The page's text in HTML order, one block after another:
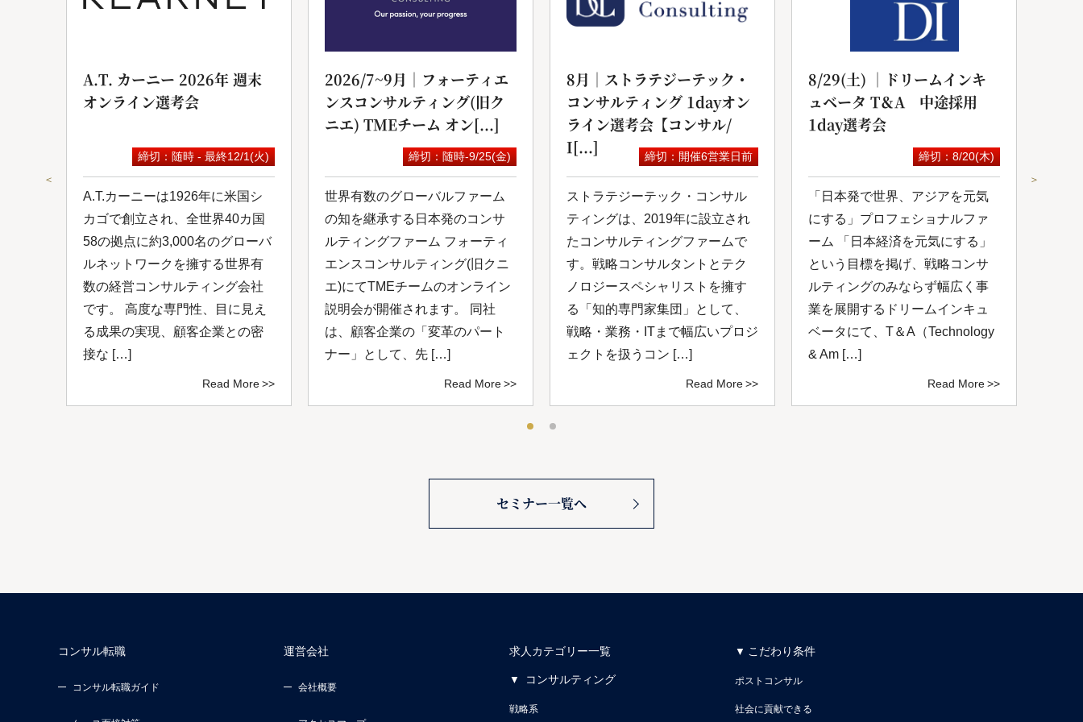
＜
A.T. カーニー 2026年 週末
オンライン選考会
締切：随時 - 最終12/1(火)
A.T.カーニーは1926年に米国シ
カゴで創立され、全世界40カ国
58の拠点に約3,000名のグローバ
ルネットワークを擁する世界有
数の経営コンサルティング会社
です。 高度な専門性、目に見え
る成果の実現、顧客企業との密
接な […]
Read More
2026/7~9月｜フォーティエ
ンスコンサルティング(旧ク
ニエ) TMEチーム オン[...]
締切：随時-9/25(金)
世界有数のグローバルファーム
の知を継承する日本発のコンサ
ルティングファーム フォーティ
エンスコンサルティング(旧クニ
エ)にてTMEチームのオンライン
説明会が開催されます。 同社
は、顧客企業の「変革のパート
ナー」として、先 […]
Read More
8月｜ストラテジーテック・
コンサルティング 1dayオン
ライン選考会【コンサル/
I[...]
締切：開催6営業日前
ストラテジーテック・コンサル
ティングは、2019年に設立され
たコンサルティングファームで
す。戦略コンサルタントとテク
ノロジースペシャリストを擁す
る「知的専⾨家集団」として、
戦略・業務・ITまで幅広いプロジ
ェクトを扱うコン […]
Read More
8/29(土) ｜ドリームインキ
ュベータ T＆A 中途採用
1day選考会
締切：8/20(木)
「日本発で世界、アジアを元気
にする」プロフェショナルファ
ーム 「日本経済を元気にする」
という目標を掲げ、戦略コンサ
ルティングのみならず幅広く事
業を展開するドリームインキュ
ベータにて、T＆A（Technology
& Am […]
Read More
＞
セミナー一覧へ
コンサル転職
コンサル転職ガイド
運営会社
会社概要
求人カテゴリー一覧
コンサルティング
戦略系
こだわり条件
ポストコンサル
社会に貢献できる